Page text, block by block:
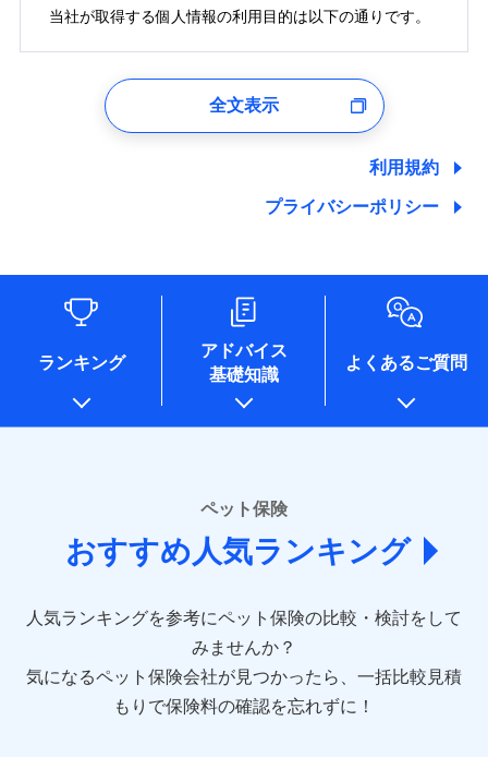
当社が取得する個人情報の利用目的は以下の通りです。
ユーザー登録受付および、管理のため
しくは委託を受けている保険会社・提携会社の保険その他に
た維持管理等の委託業務遂行のため、またそれらに付帯、関
各種セミナーの開催のため
コンサルティングサービスの実施のため
アンケートやキャンペーン等の実施のため
上記に係る案内・手続き・管理等付帯業務を行うため
* 当社が委託を受けている保険会社の情報は、保険会社
あいおいニッセイ同和損害保険株式会社
(https://www.aioinissaydowa.co.jp/)
アクサ損害保険株式会社 (https://www.axa-
アニコム損害保険株式会社 (https://www.anicom-
東京海上ダイレクト損害保険株式会社
(https://www.e-design.net/)
AIG損害保険株式会社
全文表示
利用規約
プライバシーポリシー
ランキング
アドバイス
基礎知識
よくあるご質問
ペット保険
おすすめ人気ランキング
人気ランキングを参考にペット保険の比較・検討をして
みませんか？
気になるペット保険会社が見つかったら、一括比較見積
もりで保険料の確認を忘れずに！